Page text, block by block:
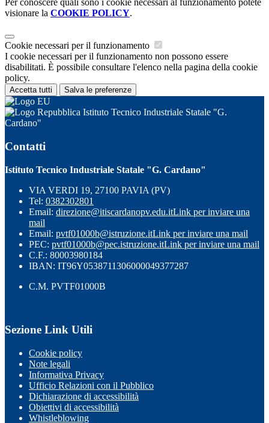
Per conoscere quali sono i cookie necessari al funzionamento potete
visionare la COOKIE POLICY.
Cookie necessari per il funzionamento
I cookie necessari per il funzionamento non possono essere
disabilitati. È possibile consultare l'elenco nella pagina della cookie
policy.
Accetta tutti Salva le preferenze
Istituto Tecnico Industriale Statale "G.
Cardano"
Contatti
Istituto Tecnico Industriale Statale "G. Cardano"
VIA VERDI 19, 27100 PAVIA (PV)
Tel: 0382302801
Email: direzione@itiscardanopv.edu.itLink per inviare una
mail
Email: pvtf01000b@istruzione.itLink per inviare una mail
PEC: pvtf01000b@pec.istruzione.itLink per inviare una mail
C.F.: 80003980184
IBAN: IT96Y0538711306000049377287
C.M. PVTF01000B
Sezione Link Utili
Cookie policy
Note legali
Informativa Privacy
Ufficio Relazioni con il Pubblico
Dichiarazione di accessibilità
Obiettivi di accessibilità
Whistleblowing